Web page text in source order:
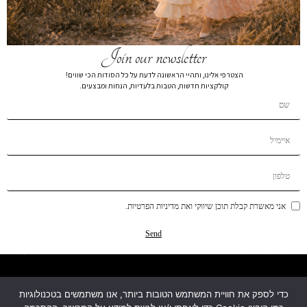
קטגוריות
מידע
כדי לספק את חוויית המשתמש הטובות ביותר, אנו משתמשים בטכנולוגיות
Join our newsletter
הצטרפי אלינו, ותהיי הראשונה לדעת על כל הסודות הכי שווים!
קולקציות חדשות, הטבות בלעדיות, הנחות ומבצעים.
אני מאשרת קבלת תוכן שיווקי ואת מדיניות הפרטיות.
Send